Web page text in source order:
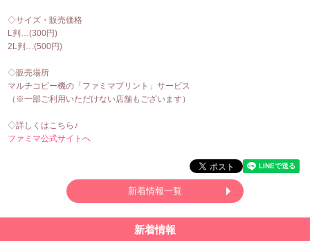
◇サイズ・販売価格
L判…(300円)
2L判…(500円)
◇販売場所
マルチコピー機の「ファミマプリント」サービス
（※一部ご利用いただけない店舗もございます）
◇詳しくはこちら♪
ファミマ公式サイトへ
新着情報一覧
新着情報